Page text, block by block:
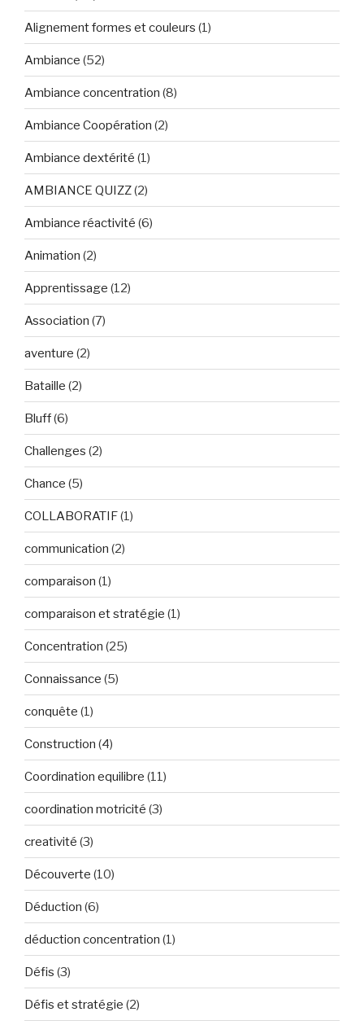
Alignement formes et couleurs (1)
Ambiance (52)
Ambiance concentration (8)
Ambiance Coopération (2)
Ambiance dextérité (1)
AMBIANCE QUIZZ(2)
Ambiance réactivité (6)
Animation (2)
Apprentissage (12)
Association (7)
aventure (2)
Bataille (2)
Bluff(6)
Challenges (2)
Chance (5)
COLLABORATIF(1)
communication (2)
comparaison (1)
comparaison et stratégie (1)
Concentration (25)
Connaissance (5)
conquête (1)
Construction (4)
Coordination equilibre (11)
coordination motricité (3)
creativité (3)
Découverte (10)
Déduction (6)
déduction concentration (1)
Défis (3)
Défis et stratégie (2)